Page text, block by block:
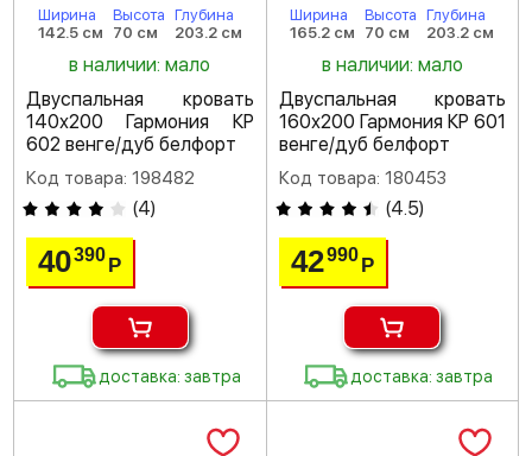
Ширина
142.5 см
Высота
70 см
Глубина
203.2 см
в наличии: мало
Двуспальная кровать
140х200 Гармония КР
602 венге/дуб белфорт
Код товара: 198482
(4)
40390Р
доставка: завтра
Ширина
165.2 см
Высота
70 см
Глубина
203.2 см
в наличии: мало
Двуспальная кровать
160х200 Гармония КР 601
венге/дуб белфорт
Код товара: 180453
(4.5)
42990 Р
доставка: завтра